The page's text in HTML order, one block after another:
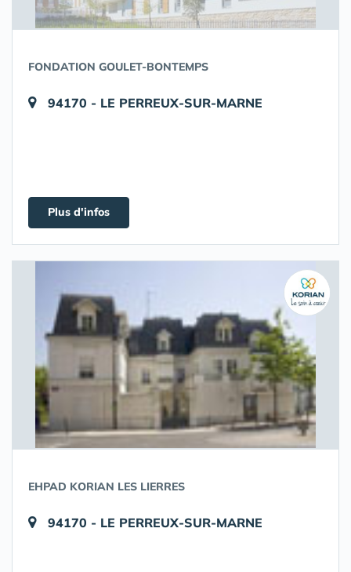
FONDATION GOULET-BONTEMPS
94170 - LE PERREUX-SUR-MARNE
Plus d'infos
EHPAD KORIAN LES LIERRES
94170 - LE PERREUX-SUR-MARNE